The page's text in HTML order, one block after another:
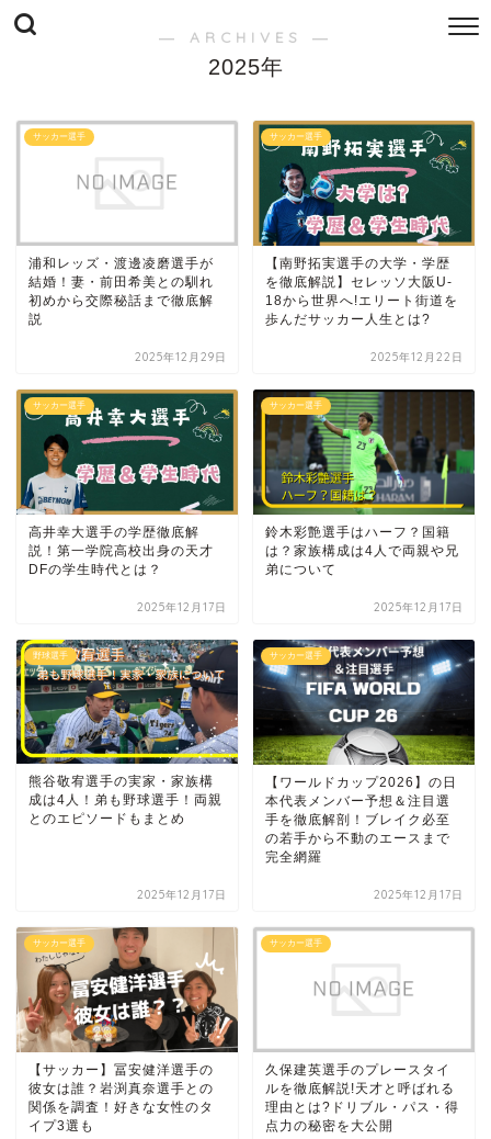
― ARCHIVES ―
2025年
サッカー選手
浦和レッズ・渡邊凌磨選手が
結婚！妻・前田希美との馴れ
初めから交際秘話まで徹底解
説
2025年12月29日
サッカー選手
【南野拓実選手の大学・学歴
を徹底解説】セレッソ大阪U-
18から世界へ!エリート街道を
歩んだサッカー人生とは?
2025年12月22日
サッカー選手
高井幸大選手の学歴徹底解
説！第一学院高校出身の天才
DFの学生時代とは？
2025年12月17日
サッカー選手
鈴木彩艶選手はハーフ？国籍
は？家族構成は4人で両親や兄
弟について
2025年12月17日
野球選手
熊谷敬宥選手の実家・家族構
成は4人！弟も野球選手！両親
とのエピソードもまとめ
2025年12月17日
サッカー選手
【ワールドカップ2026】の日
本代表メンバー予想＆注目選
手を徹底解剖！ブレイク必至
の若手から不動のエースまで
完全網羅
2025年12月17日
サッカー選手
【サッカー】冨安健洋選手の
彼女は誰？岩渕真奈選手との
関係を調査！好きな女性のタ
イプ3選も
サッカー選手
久保建英選手のプレースタイ
ルを徹底解説!天才と呼ばれる
理由とは?ドリブル・パス・得
点力の秘密を大公開